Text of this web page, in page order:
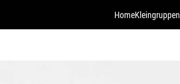
HomeKleingruppen